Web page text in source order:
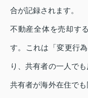
合が記録されます。
不動産全体を売却す
す。これは「変更行
り、共有者の一人で
共有者が海外在住で